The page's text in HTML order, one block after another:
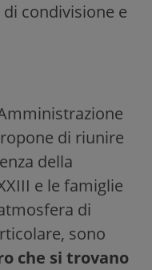
condivisione e
di riunire
della
e le famiglie
di
sono
che si trovano